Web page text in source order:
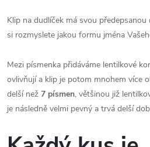
Klip na dudlíček má svou předepsanou
si rozmyslete jakou formu jména
Mezi písmenka přidáváme lentilkové
ovlivňují a klip je potom mnohem více
delší než 7 písmen, většinou již
je následně velmi pevný a trvá delší